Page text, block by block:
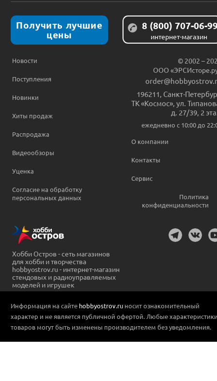
Получить лучшие
цены
8 (800) 707-06-
интернет-магазин
Новости
Поступления
Новинки
Хиты продаж
Распродажа
Видеообзоры
Уценка
Согласие на обработку
персональных данных
© 2002 –
ООО
196211 Санкт-
ТК «Космос», ул.
д. 27/39, 2
ежедневно c 10:00 до
О компании
Контакты
Сервис
Политика
конфиденциальности
Хобби Остров - сеть магазинов
для хобби и творчества
hobbyostrov.ru - интернет-магазин
стендовых и радиоуправляемых
моделей и игрушек
Информация на сайте hobbyostrov.ru носит ознакомительный
характер и не является публичной офертой. Любые
товаров могут быть изменены производителем без уведомления.